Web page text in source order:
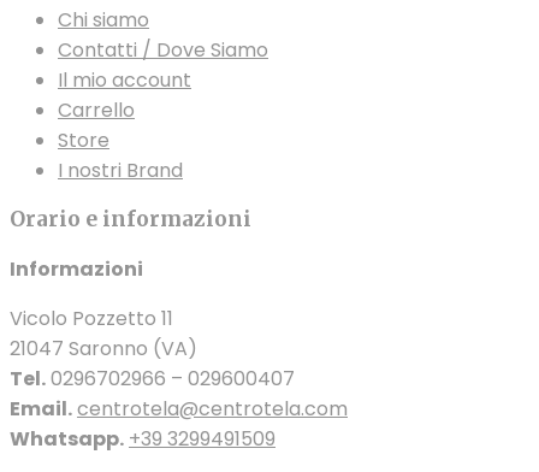
Chi siamo
Contatti / Dove Siamo
Il mio account
Carrello
Store
I nostri Brand
Orario e informazioni
Informazioni
Vicolo Pozzetto 11
21047 Saronno (VA)
Tel.0296702966 – 029600407
Email.centrotela@centrotela.com
Whatsapp. +39 3299491509